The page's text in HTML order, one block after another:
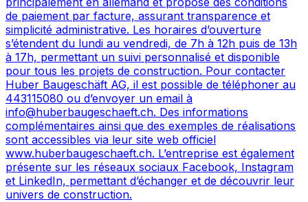
de paiement par facture, assurant transparence et
simplicité administrative. Les horaires d’ouverture
s’étendent du lundi au vendredi, de 7h à 12h puis de 13h
à 17h, permettant un suivi personnalisé et disponible
pour tous les projets de construction. Pour contacter
Huber Baugeschäft AG, il est possible de téléphoner au
443115080 ou d’envoyer un email à
info@huberbaugeschaeft.ch. Des informations
complémentaires ainsi que des exemples de réalisations
sont accessibles via leur site web officiel
www.huberbaugeschaeft.ch. L’entreprise est également
présente sur les réseaux sociaux Facebook, Instagram
et LinkedIn, permettant d’échanger et de découvrir leur
univers de construction.